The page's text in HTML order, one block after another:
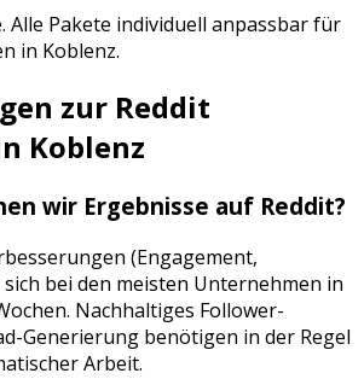
Alle Pakete individuell anpassbar für
in Koblenz.
zur Reddit
Koblenz
wir Ergebnisse auf Reddit?
(Engagement,
sich bei den meisten Unternehmen in
Nachhaltiges Follower-
Generierung benötigen in der Regel
Arbeit.